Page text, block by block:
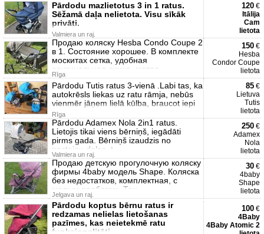
Pārdodu mazlietotus 3 in 1 ratus.
Sēžamā daļa nelietota. Visu sīkāk
privāti.
Valmiera un raj.
120 €
Itālija
Cam
lietota
Продаю коляску Hesba Condo Coupe 2
в 1. Состояние хорошее. В комплекте
москитах сетка, удобная
оригинальная сумка, матра
Rīga
150 €
Hesba
Condor Coupe
lietota
Pārdodu Tutis ratus 3-vienā .Labi tas, ka
autokrēsls liekas uz ratu rāmja, nebūs
vienmēr jāņem lielā kūlba, braucot iepi
Rīga
85 €
Lietuva
Tutis
lietota
Pārdodu Adamex Nola 2in1 ratus.
Lietojis tikai viens bērniņš, iegādāti
pirms gada. Bērniņš izaudzis no
pastaigu daļas, t
Valmiera un raj.
250 €
Adamex
Nola
lietota
Продаю детскую прогулочную коляску
фирмы 4baby модель Shape. Коляска
без недостатков, комплектная, с
малым пробегом. Тен
Jelgava un raj.
30 €
4baby
Shape
lietota
Pārdodu koptus bērnu ratus ir
redzamas nelielas lietošanas
pazīmes, kas neietekmē ratu
funkcionalitāti.
100 €
4Baby
4Baby Atomic 2